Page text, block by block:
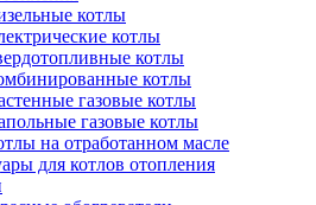
котлы
котлы
котлы
котлы
газовые котлы
газовые котлы
на отработанном масле
для котлов отопления